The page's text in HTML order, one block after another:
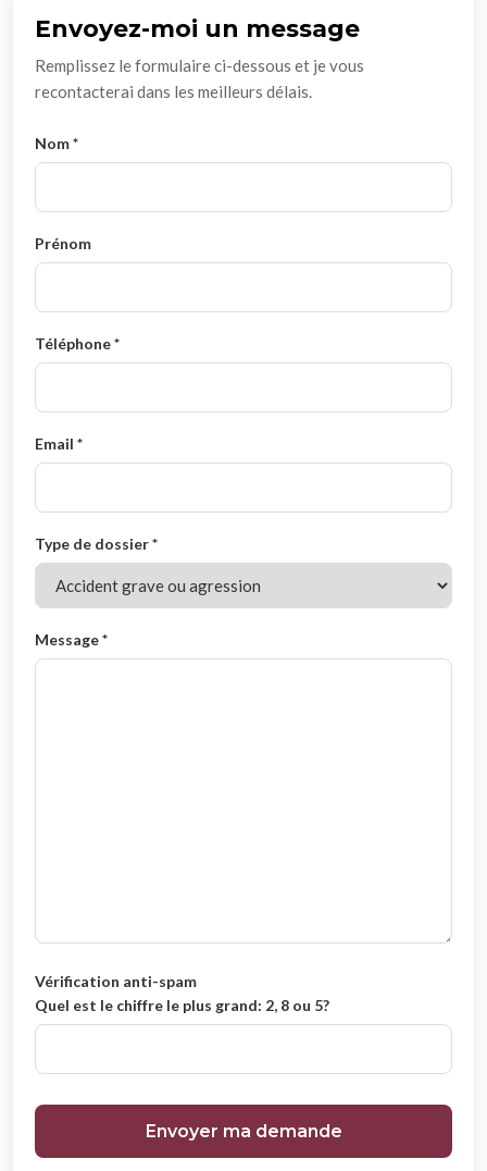
Envoyez-moi un message
Remplissez le formulaire ci-dessous et je vous
recontacterai dans les meilleurs délais.
Nom *
Prénom
Téléphone *
Email *
Type de dossier *
Message *
Vérification anti-spam
Quel est le chiffre le plus grand: 2, 8 ou 5?